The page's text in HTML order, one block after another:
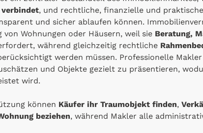
, und rechtliche, finanzielle und
und sicher ablaufen können.
von Wohnungen oder Häusern, weil sie Beratung,
während gleichzeitig rechtliche
werden müssen. Professionelle
und Objekte gezielt zu präsentieren,
wird.
können Käufer ihr Traumobjekt finden,
beziehen, während Makler alle